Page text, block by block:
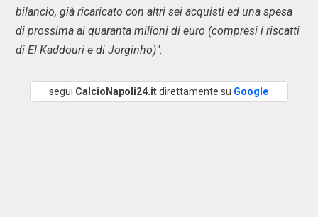
bilancio, già ricaricato con altri sei acquisti ed una spesa
di prossima ai quaranta milioni di euro (compresi i riscatti
di El Kaddouri e di Jorginho)".
segui CalcioNapoli24.itdirettamente su Google